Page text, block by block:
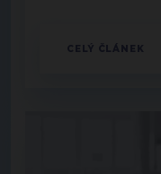
CELÝ ČLÁNEK